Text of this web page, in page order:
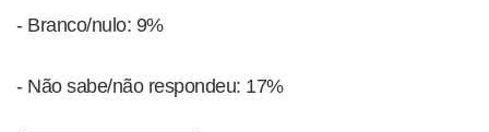
- Branco/nulo: 9%
- Não sabe/não respondeu: 17%